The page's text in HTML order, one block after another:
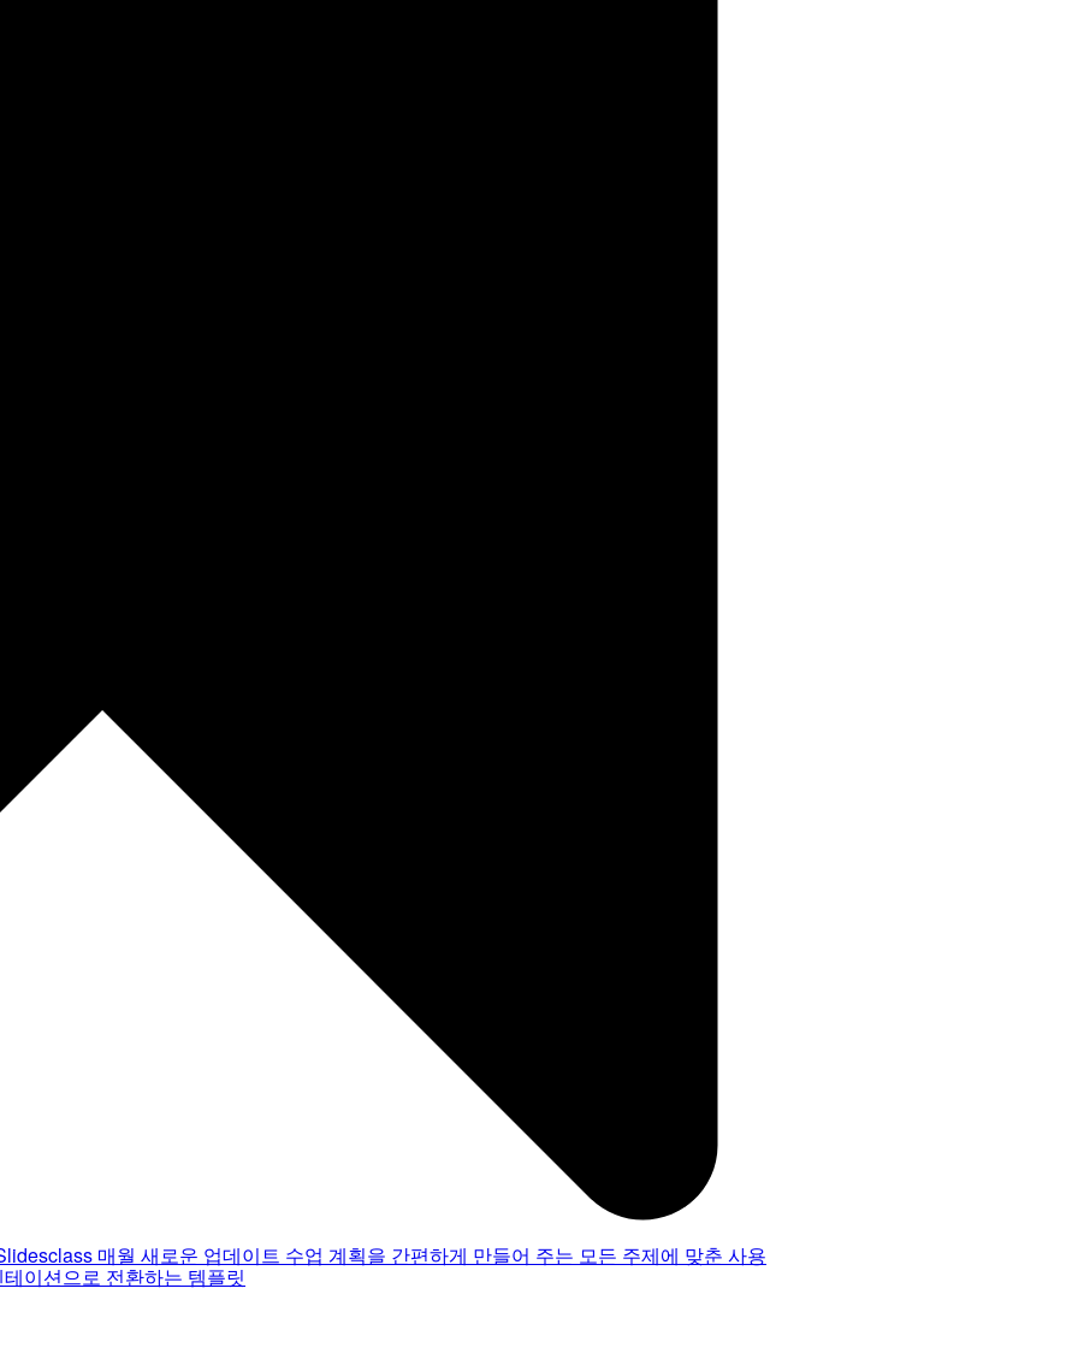
매월 새로운 업데이트 수업 계획을 간편하게 만들어 주는 모든 주제에 맞춘 사용
이션으로 전환하는 템플릿